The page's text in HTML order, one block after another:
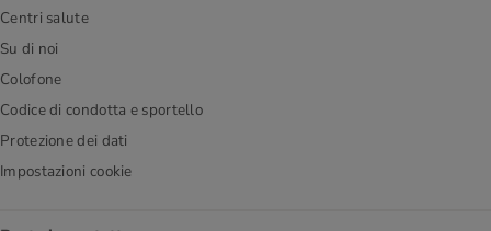
Centri salute
Su di noi
Colofone
Codice di condotta e sportello
Protezione dei dati
Impostazioni cookie